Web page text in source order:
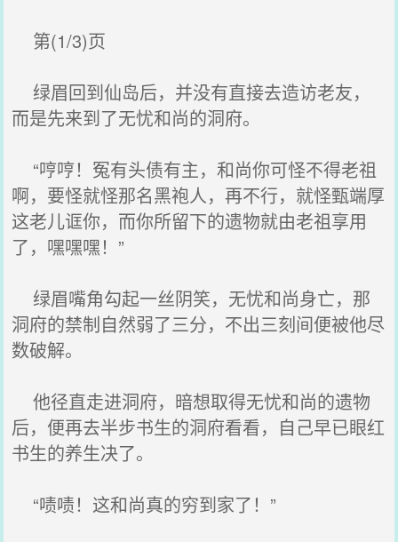
第(1/3)页
绿眉回到仙岛后，并没有直接去造访老友，
而是先来到了无忧和尚的洞府。
“哼哼！冤有头债有主，和尚你可怪不得老祖
啊，要怪就怪那名黑袍人，再不行，就怪甄端厚
这老儿诓你，而你所留下的遗物就由老祖享用
了，嘿嘿嘿！”
绿眉嘴角勾起一丝阴笑，无忧和尚身亡，那
洞府的禁制自然弱了三分，不出三刻间便被他尽
数破解。
他径直走进洞府，暗想取得无忧和尚的遗物
后，便再去半步书生的洞府看看，自己早已眼红
书生的养生决了。
“啧啧！这和尚真的穷到家了！”